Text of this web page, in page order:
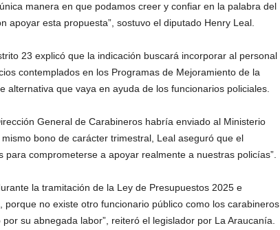
manera en que podamos creer y confiar en la palabra del
apoyar esta propuesta”, sostuvo el diputado Henry Leal.
23 explicó que la indicación buscará incorporar al personal
contemplados en los Programas de Mejoramiento de la
alternativa que vaya en ayuda de los funcionarios policiales.
General de Carabineros habría enviado al Ministerio
bono de carácter trimestral, Lealaseguró que el
para comprometerse a apoyar realmente a nuestras policías”.
la tramitación de la Ley de Presupuestos 2025 e
porque no existe otro funcionario público como los carabineros
su abnegada labor”, reiteró el legislador por La Araucanía.